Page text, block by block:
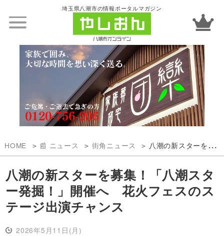
埼玉県八潮市の情報ポータルマガジン
HOME 📰 ニュース 街角ニュース 八潮の新スターを募集！「八潮スター発掘！」開催へ 花火フェスのステージ出演チャンス
八潮の新スターを募集！「八潮スタ
ー発掘！」開催へ 花火フェスのス
テージ出演チャンス
2026年5月11日(月)